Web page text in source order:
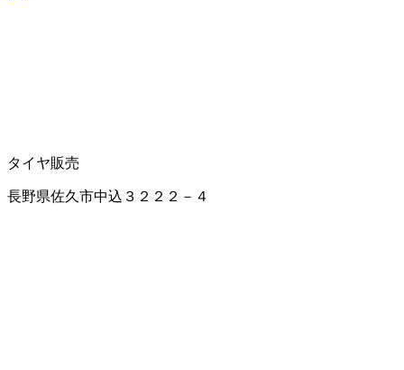
タイヤ販売
長野県佐久市中込３２２２－４